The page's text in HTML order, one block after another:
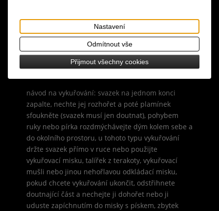
sušené listy wayusy, balení obsahuje 1 svazek
vůně: bylinná, kořeněná, silná, intenzivní
rozměry: délka svazku cca 10 cm
návod na vykuřování: svazek na jednom konci
zapalte, nechte jej rozhořet a poté plamínek
sfoukněte (svazek musí jen doutnat), pohybem
ruky nebo pírka rozdmýchávejte dým kolem sebe a
do okolního prostoru, u tohoto typu vykuřování
držte svazek přímo v ruce nebo použijte
vykuřovací misku, talířek z terakoty, vykuřovací
mušli nebo jinou nehořlavou odkládací misku,
pokud chcete vykuřování ukončit, odstřihnete
doutnající část a nechejte ji dohořet nebo ji
uduste zapíchnutím do misky s pískem, zbytek
Nastavení
Odmítnout vše
Přijmout všechny cookies